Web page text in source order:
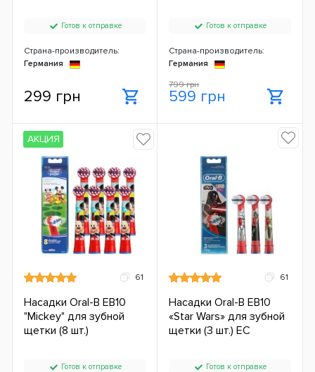
Готов к отправке
Страна-производитель:
Германия
299 грн
Готов к отправке
Страна-производитель:
Германия
799 грн
599 грн
61
Насадки Oral-B EB10
"Mickey" для зубной
щетки (8 шт.)
Готов к отправке
АКЦИЯ
61
Насадки Oral-B EB10
«Star Wars» для зубной
щетки (3 шт.) ЕС
Готов к отправке